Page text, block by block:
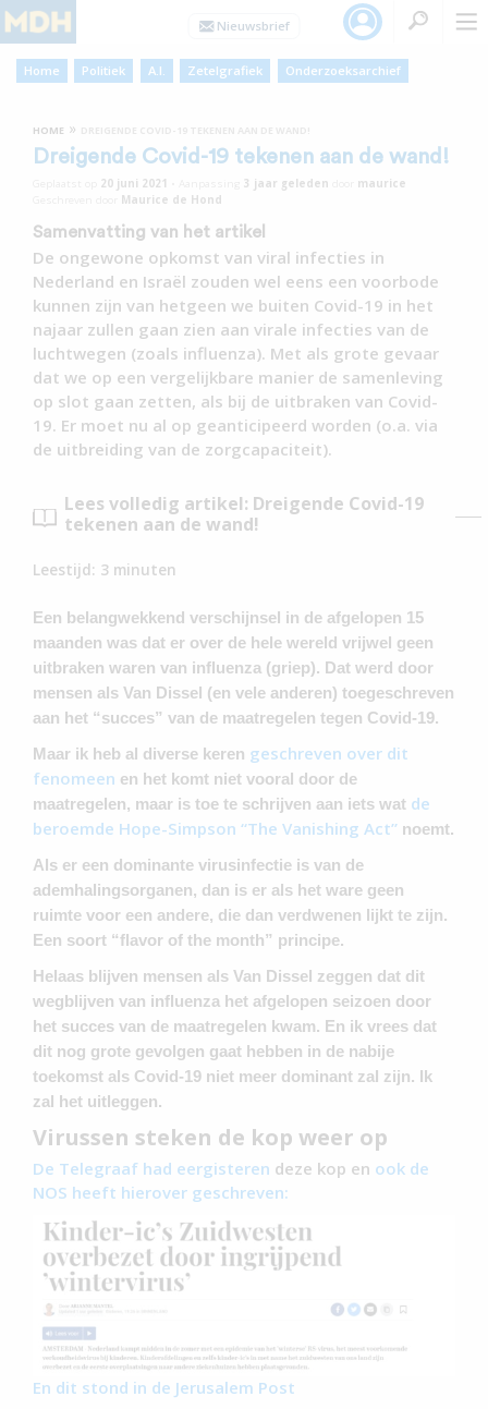
Home Politiek A.I. Zetelgrafiek Onderzoeksarchief
HOME »
Dreigende Covid-19 tekenen aan de wand!
20 juni 2021 3 jaar geleden
maurice
Maurice de Hond
Samenvatting van het artikel
De ongewone opkomst van viral infecties in
Nederland en Israël zouden wel eens een voorbode
kunnen zijn van hetgeen we buiten Covid-19 in het
najaar zullen gaan zien aan virale infecties van de
luchtwegen (zoals influenza). Met als grote gevaar
dat we op een vergelijkbare manier de samenleving
op slot gaan zetten, als bij de uitbraken van Covid-
19. Er moet nu al op geanticipeerd worden (o.a. via
de uitbreiding van de zorgcapaciteit).
Lees volledig artikel: Dreigende Covid-19
tekenen aan de wand!
Leestijd: 3 minuten
Een belangwekkend verschijnsel in de afgelopen 15
maanden was dat er over de hele wereld vrijwel geen
uitbraken waren van influenza (griep). Dat werd door
mensen als Van Dissel (en vele anderen) toegeschreven
aan het “succes” van de maatregelen tegen Covid-19.
Maar ik heb al diverse keren geschreven over dit
fenomeen en het komt niet vooral door de
maatregelen, maar is toe te schrijven aan iets wat de
beroemde Hope-Simpson “The Vanishing Act” noemt.
Als er een dominante virusinfectie is van de
ademhalingsorganen, dan is er als het ware geen
ruimte voor een andere, die dan verdwenen lijkt te zijn.
Een soort “flavor of the month” principe.
Helaas blijven mensen als Van Dissel zeggen dat dit
wegblijven van influenza het afgelopen seizoen door
het succes van de maatregelen kwam. En ik vrees dat
dit nog grote gevolgen gaat hebben in de nabije
toekomst als Covid-19 niet meer dominant zal zijn. Ik
zal het uitleggen.
Virussen steken de kop weer op
De Telegraaf had eergisteren deze kop en ook de
NOS heeft hierover geschreven:
En dit stond in de Jerusalem Post